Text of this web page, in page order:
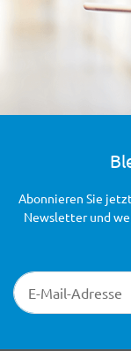
Newsletter-
Abonnieren Sie
Newsletter und